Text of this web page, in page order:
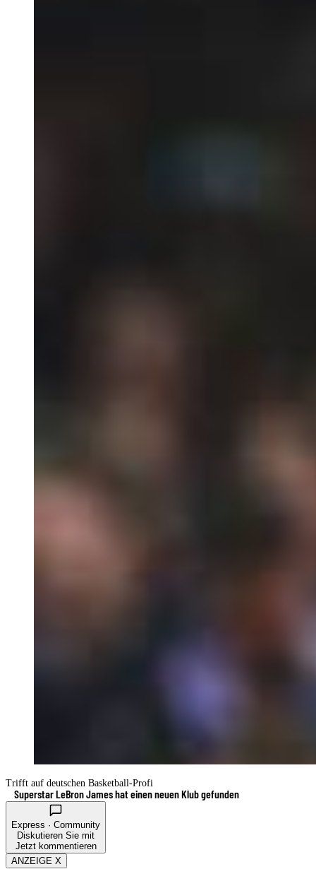
Trifft auf deutschen Basketball-Profi
Superstar LeBron James hat einen neuen Klub gefunden
Express · Community
Diskutieren Sie mit
Jetzt kommentieren
ANZEIGE X